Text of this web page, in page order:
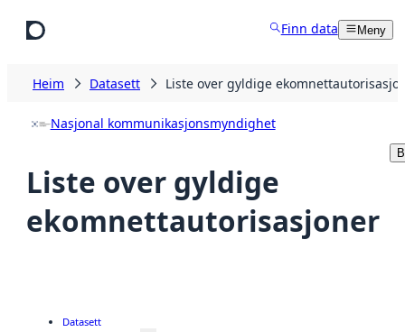
Finn data Meny
Heim Datasett Liste over gyldige
Nasjonal kommunikasjonsmyndighet
Liste over gyldige
ekomnettautorisasjoner
Datasett